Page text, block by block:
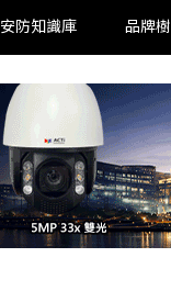
安防知識庫 品牌樹